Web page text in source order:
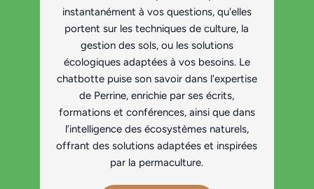
instantanément à vos questions, qu'elles
portent sur les techniques de culture, la
gestion des sols, ou les solutions
écologiques adaptées à vos besoins. Le
chatbotte puise son savoir dans l'expertise
de Perrine, enrichie par ses écrits,
formations et conférences, ainsi que dans
l’intelligence des écosystèmes naturels,
offrant des solutions adaptées et inspirées
par la permaculture.